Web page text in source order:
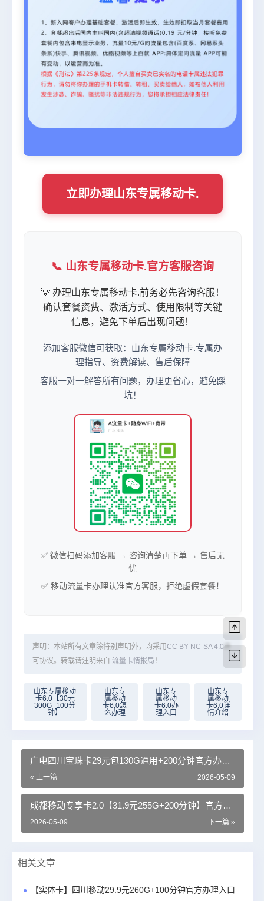
立即办理山东专属移动卡.
📞 山东专属移动卡.官方客服咨询
💡 办理山东专属移动卡.前务必先咨询客服！
确认套餐资费、激活方式、使用限制等关键
信息，避免下单后出现问题！
添加客服微信可获取：山东专属移动卡.专属办
理指导、资费解读、售后保障
客服一对一解答所有问题，办理更省心，避免踩
坑！
✅ 微信扫码添加客服 → 咨询清楚再下单 → 售后无
忧
✅ 移动流量卡办理认准官方客服，拒绝虚假套餐！
声明：本站所有文章除特别声明外，均采用CC BY-NC-SA 4.0许
可协议。转载请注明来自 流量卡情报局 ！
山东专属移动
卡6.0【30元
300G+100分
钟】
山东专
属移动
卡6.0怎
么办理
山东专
属移动
卡6.0办
理入口
山东专
属移动
卡6.0详
情介绍
广电四川宝珠卡29元包130G通用+200分钟官方办理
入口
« 上一篇 2026-05-09
成都移动专享卡2.0【31.9元255G+200分钟】官方办
理入口
下一篇 »
2026-05-09
相关文章
【实体卡】四川移动29.9元260G+100分钟官方办理入口